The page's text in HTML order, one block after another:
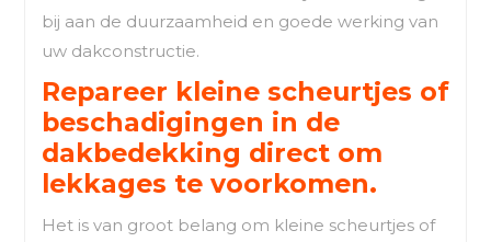
bij aan de duurzaamheid en goede werking van
uw dakconstructie.
Repareer kleine scheurtjes of
beschadigingen in de
dakbedekking direct om
lekkages te voorkomen.
Het is van groot belang om kleine scheurtjes of